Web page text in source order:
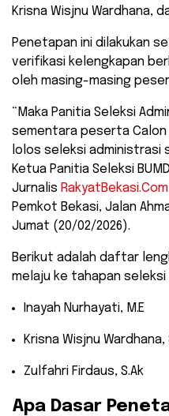
Krisna Wisjnu Wardhana,
Penetapan ini dilakukan
verifikasi kelengkapan
oleh masing-masing
​“Maka Panitia Seleksi
sementara peserta Calon
lolos seleksi administrasi
Ketua Panitia Seleksi
Jurnalis RakyatBekasi.Com
Pemkot Bekasi, Jalan
Jumat (20/02/2026).
​Berikut adalah daftar
melaju ke tahapan seleksi
​Inayah Nurhayati, M.E
​Krisna Wisjnu Wardhana,
​Zulfahri Firdaus, S.Ak
​Apa Dasar